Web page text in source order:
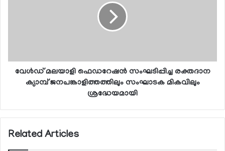
വേള്‍ഡ് മലയാളി ഫെഡറേഷന്‍ സംഘടിപ്പിച്ച രക്തദാന
ക്യാമ്പ് ജനപങ്കാളിത്തത്തിലും സംഘാടക മികവിലും
ശ്രദ്ധേയമായി
Related Articles